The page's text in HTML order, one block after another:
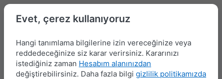
Menü Giriş yap Karşılaştırma Favori Listesi
Evet, çerez kullanıyoruz
Hangi tanımlama bilgilerine izin vereceğinize veya
reddedeceğinize siz karar verirsiniz. Kararınızı
istediğiniz zaman Hesabım alanınızdan
değiştirebilirsiniz. Daha fazla bilgi gizlilik politikamızda